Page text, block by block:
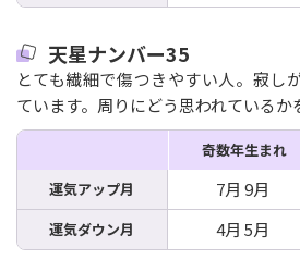
天星ナンバー35
とても繊細で傷つきやすい人。寂し
ています。周りにどう思われているか
奇数年生まれ
運気アップ月
7月 9月
運気ダウン月 4月 5月